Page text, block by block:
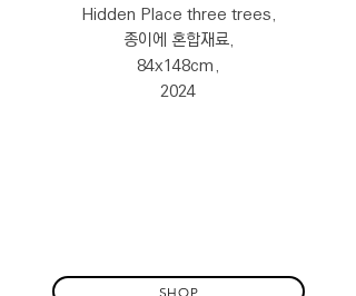
Hidden Place three trees,
종이에 혼합재료,
84x148cm,
2024
SHOP